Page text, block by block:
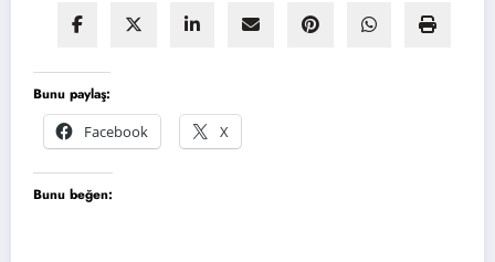
Bunu paylaş:
Facebook
X
Bunu beğen: